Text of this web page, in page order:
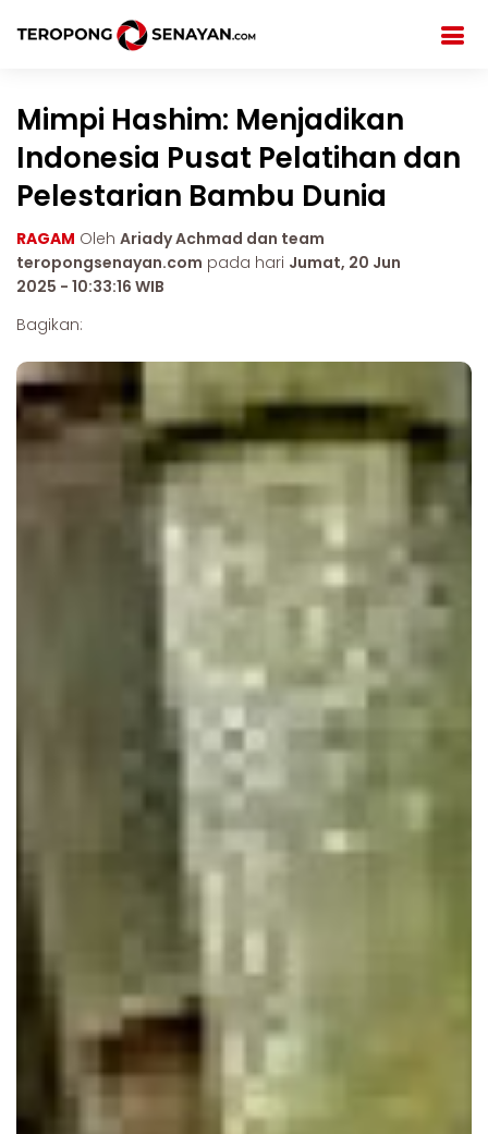
Mimpi Hashim: Menjadikan
Indonesia Pusat Pelatihan dan
Pelestarian Bambu Dunia
RAGAM Oleh Ariady Achmad dan team
teropongsenayan.com pada hari Jumat, 20 Jun
2025 - 10:33:16 WIB
Bagikan: